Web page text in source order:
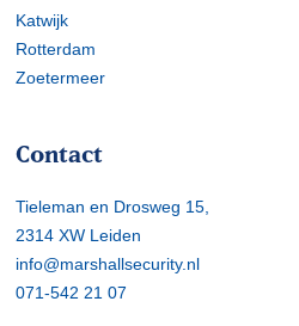
Katwijk
Rotterdam
Zoetermeer
Contact
Tieleman en Drosweg 15,
2314 XW Leiden
info@marshallsecurity.nl
071-542 21 07